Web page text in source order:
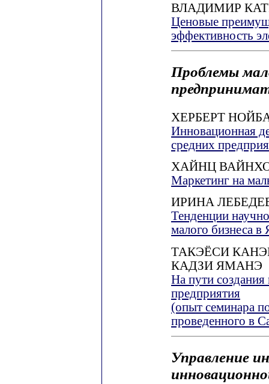
ВЛАДИМИР
Ценовые
эффективность
Проблемы
ХЕРБЕРТ
Инновационная
средних
ХАЙНЦ
Маркетинг на
ИРИНА
Тенденции
малого бизнеса в
ТАКЭЁСИ
КАДЗИ ЯМАНЭ
На пути
предприятия
(опыт семинара
проведенного в
Управление